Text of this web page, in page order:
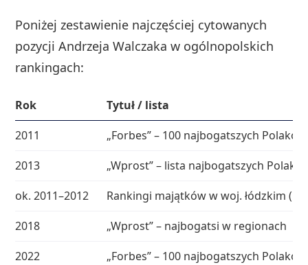
Poniżej zestawienie najczęściej cytowanych
pozycji Andrzeja Walczaka w ogólnopolskich
rankingach:
Rok
Tytuł / lista
2011
„Forbes” – 100 najbogatszych Polaków
2013
„Wprost” – lista najbogatszych
ok. 2011–2012
Rankingi majątków w woj. łódzkim
2018
„Wprost” – najbogatsi w regionach
2022
„Forbes” – 100 najbogatszych Polaków